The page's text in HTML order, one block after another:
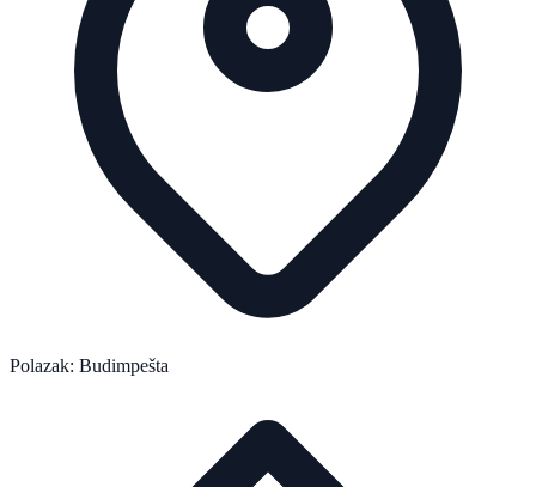
Polazak: Budimpešta